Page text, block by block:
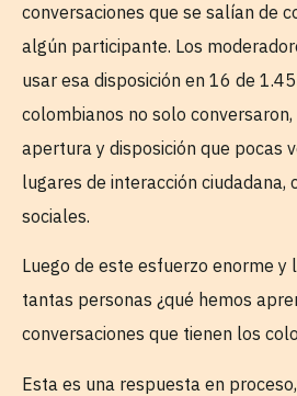
conversaciones que se salían de
algún participante. Los
usar esa disposición en 16 de
colombianos no solo
apertura y disposición que pocas
lugares de interacción ciudadana,
sociales.
Luego de este esfuerzo enorme y
tantas personas ¿qué hemos
conversaciones que tienen los
Esta es una respuesta en